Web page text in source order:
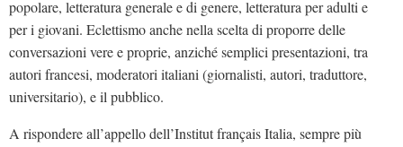
popolare, letteratura generale e di genere, letteratura per adulti e
per i giovani. Eclettismo anche nella scelta di proporre delle
conversazioni vere e proprie, anziché semplici presentazioni, tra
autori francesi, moderatori italiani (giornalisti, autori, traduttore,
universitario), e il pubblico.
A rispondere all’appello dell’Institut français Italia, sempre più